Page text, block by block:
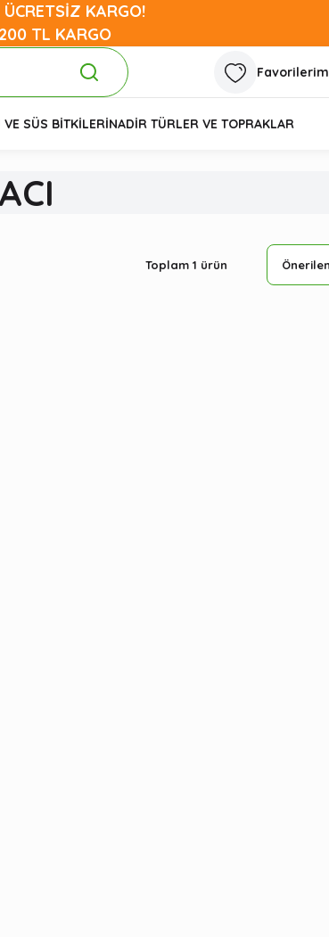
ÜCRETSİZ KARGO!
TL KARGO
Favorilerim
VE SÜS BİTKİLERİNADİR TÜRLER VE TOPRAKLAR
Toplam 1 ürün